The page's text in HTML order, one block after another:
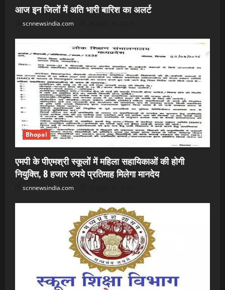
आज इन जिलों में अति भारी बारिश का अलर्ट
scnnewsindia.com
Bhopal
एमपी के पीएमश्री स्कूलों में महिला सहायिकाओं की होगी
नियुक्ति, 8 हजार रुपये प्रतिमाह मिलेगा मानदेय
scnnewsindia.com